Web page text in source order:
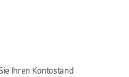
Ihren Kontostand